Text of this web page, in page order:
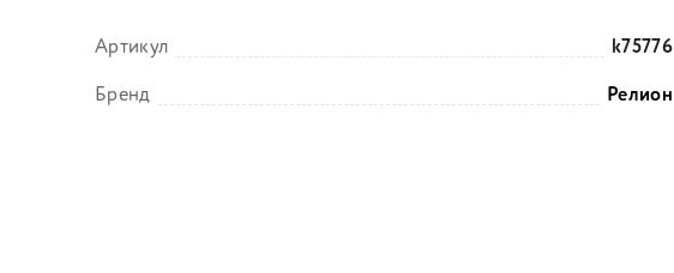
Артикул
k75776
Бренд
Релион